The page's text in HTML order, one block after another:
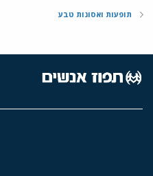
תופעות ואסונות טבע